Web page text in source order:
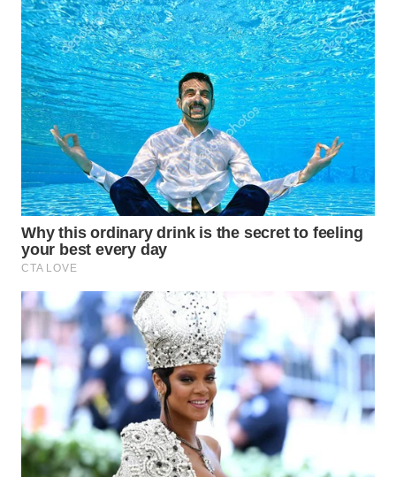
NET
WAHANA
SPORT
WAHANA
UMKM
WAHANA
SELEB
WAHANA
PERSONA
WAHANA
OTOMOTIF
WAHANA
HEALTH
WAHANA
DESA